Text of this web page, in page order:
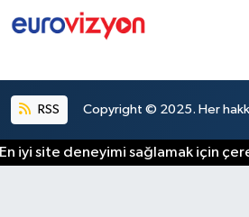
RSS Copyright © 2025. Her hakkı
En iyi site deneyimi sağlamak için